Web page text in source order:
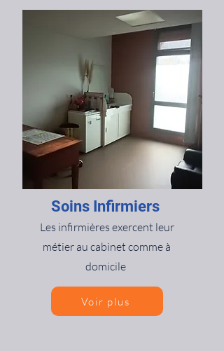
​Soins Infirmiers
​Les infirmières exercent leur
métier au cabinet comme à
domicile
Voir plus